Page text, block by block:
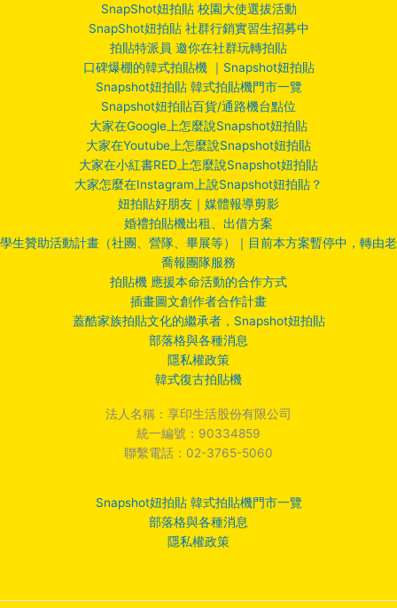
SnapShot妞拍貼 校園大使選拔活動
SnapShot妞拍貼 社群行銷實習生招募中
拍貼特派員 邀你在社群玩轉拍貼
口碑爆棚的韓式拍貼機 ｜Snapshot妞拍貼
Snapshot妞拍貼 韓式拍貼機門市一覽
Snapshot妞拍貼百貨/通路機台點位
大家在Google上怎麼說Snapshot妞拍貼
大家在Youtube上怎麼說Snapshot妞拍貼
大家在小紅書RED上怎麼說Snapshot妞拍貼
大家怎麼在Instagram上說Snapshot妞拍貼？
妞拍貼好朋友｜媒體報導剪影
婚禮拍貼機出租、出借方案
學生贊助活動計畫（社團、營隊、畢展等）｜目前本方案暫停中，轉由老
喬報團隊服務
拍貼機 應援本命活動的合作方式
插畫圖文創作者合作計畫
蓋酷家族拍貼文化的繼承者，Snapshot妞拍貼
部落格與各種消息
隱私權政策
韓式復古拍貼機
法人名稱：享印生活股份有限公司
統一編號：90334859
聯繫電話：02-3765-5060
Snapshot妞拍貼 韓式拍貼機門市一覽
部落格與各種消息
隱私權政策